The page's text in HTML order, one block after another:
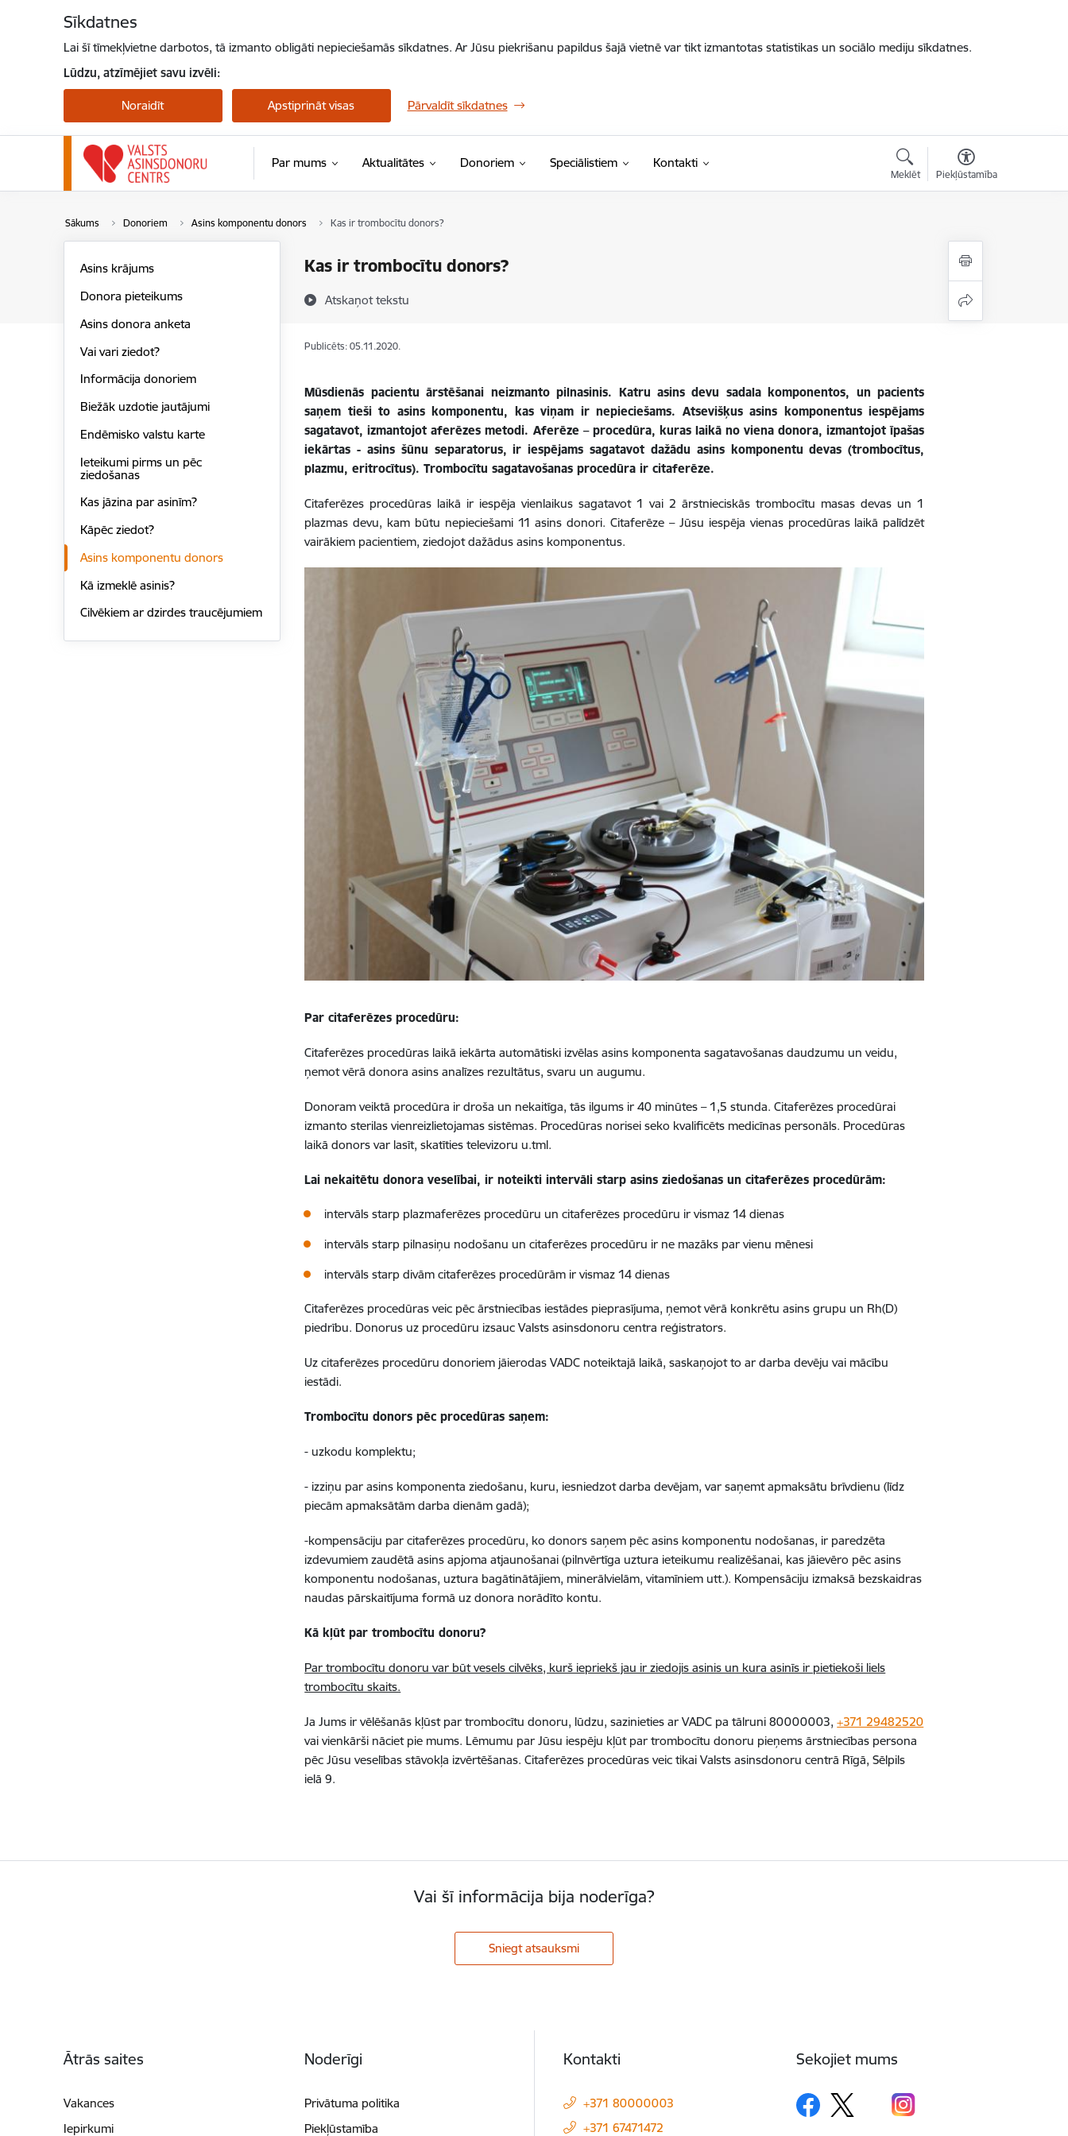
Sīkdatnes
Lai šī tīmekļvietne darbotos, tā izmanto obligāti nepieciešamās sīkdatnes. Ar Jūsu piekrišanu papildus šajā vietnē var tikt izmantotas statistikas un sociālo mediju sīkdatnes.
Lūdzu, atzīmējiet savu izvēli:
Noraidīt Apstiprināt visas Pārvaldīt sīkdatnes
Par mums Aktualitātes Donoriem Speciālistiem Kontakti
Meklēt Piekļūstamība
Sākums Donoriem Asins komponentu donors Kas ir trombocītu donors?
Kas ir trombocītu donors?
Atskaņot tekstu
Asins krājums
Donora pieteikums
Asins donora anketa
Vai vari ziedot?
Informācija donoriem
Biežāk uzdotie jautājumi
Endēmisko valstu karte
Ieteikumi pirms un pēc
ziedošanas
Kas jāzina par asinīm?
Kāpēc ziedot?
Asins komponentu donors
Kā izmeklē asinis?
Cilvēkiem ar dzirdes traucējumiem
Publicēts: 05.11.2020.
Mūsdienās pacientu ārstēšanai neizmanto pilnasinis. Katru asins devu sadala komponentos, un pacients
saņem tieši to asins komponentu, kas viņam ir nepieciešams. Atsevišķus asins komponentus iespējams
sagatavot, izmantojot aferēzes metodi. Aferēze – procedūra, kuras laikā no viena donora, izmantojot īpašas
iekārtas - asins šūnu separatorus, ir iespējams sagatavot dažādu asins komponentu devas (trombocītus,
plazmu, eritrocītus). Trombocītu sagatavošanas procedūra ir citaferēze.
Citaferēzes procedūras laikā ir iespēja vienlaikus sagatavot 1 vai 2 ārstnieciskās trombocītu masas devas un 1
plazmas devu, kam būtu nepieciešami 11 asins donori. Citaferēze – Jūsu iespēja vienas procedūras laikā palīdzēt
vairākiem pacientiem, ziedojot dažādus asins komponentus.
Par citaferēzes procedūru:
Citaferēzes procedūras laikā iekārta automātiski izvēlas asins komponenta sagatavošanas daudzumu un veidu,
ņemot vērā donora asins analīzes rezultātus, svaru un augumu.
Donoram veiktā procedūra ir droša un nekaitīga, tās ilgums ir 40 minūtes – 1,5 stunda. Citaferēzes procedūrai
izmanto sterilas vienreizlietojamas sistēmas. Procedūras norisei seko kvalificēts medicīnas personāls. Procedūras
laikā donors var lasīt, skatīties televizoru u.tml.
Lai nekaitētu donora veselībai, ir noteikti intervāli starp asins ziedošanas un citaferēzes procedūrām:
intervāls starp plazmaferēzes procedūru un citaferēzes procedūru ir vismaz 14 dienas
intervāls starp pilnasiņu nodošanu un citaferēzes procedūru ir ne mazāks par vienu mēnesi
intervāls starp divām citaferēzes procedūrām ir vismaz 14 dienas
Citaferēzes procedūras veic pēc ārstniecības iestādes pieprasījuma, ņemot vērā konkrētu asins grupu un Rh(D)
piedrību. Donorus uz procedūru izsauc Valsts asinsdonoru centra reģistrators.
Uz citaferēzes procedūru donoriem jāierodas VADC noteiktajā laikā, saskaņojot to ar darba devēju vai mācību
iestādi.
Trombocītu donors pēc procedūras saņem:
- uzkodu komplektu;
- izziņu par asins komponenta ziedošanu, kuru, iesniedzot darba devējam, var saņemt apmaksātu brīvdienu (līdz
piecām apmaksātām darba dienām gadā);
-kompensāciju par citaferēzes procedūru, ko donors saņem pēc asins komponentu nodošanas, ir paredzēta
izdevumiem zaudētā asins apjoma atjaunošanai (pilnvērtīga uztura ieteikumu realizēšanai, kas jāievēro pēc asins
komponentu nodošanas, uztura bagātinātājiem, minerālvielām, vitamīniem utt.). Kompensāciju izmaksā bezskaidras
naudas pārskaitījuma formā uz donora norādīto kontu.
Kā kļūt par trombocītu donoru?
Par trombocītu donoru var būt vesels cilvēks, kurš iepriekš jau ir ziedojis asinis un kura asinīs ir pietiekoši liels
trombocītu skaits.
Ja Jums ir vēlēšanās kļūst par trombocītu donoru, lūdzu, sazinieties ar VADC pa tālruni 80000003,+371 29482520
vai vienkārši nāciet pie mums. Lēmumu par Jūsu iespēju kļūt par trombocītu donoru pieņems ārstniecības persona
pēc Jūsu veselības stāvokļa izvērtēšanas. Citaferēzes procedūras veic tikai Valsts asinsdonoru centrā Rīgā, Sēlpils
ielā 9.
Vai šī informācija bija noderīga?
Sniegt atsauksmi
Ātrās saites
Vakances
Iepirkumi
Noderīgi
Privātuma politika
Piekļūstamība
Kontakti
+371 80000003
+371 67471472
Sekojiet mums